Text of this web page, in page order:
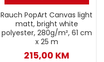
Rauch PopArt Canvas light
matt, bright white
polyester, 280g/m², 61 cm
x 25 m
215,00 KM